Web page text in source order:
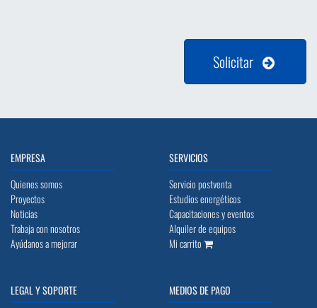
Solicitar
EMPRESA
Quienes somos
Proyectos
Noticias
Trabaja con nosotros
Ayúdanos a mejorar
SERVICIOS
Servicio postventa
Estudios energéticos
Capacitaciones y eventos
Alquiler de equipos
Mi carrito
LEGAL Y SOPORTE
MEDIOS DE PAGO